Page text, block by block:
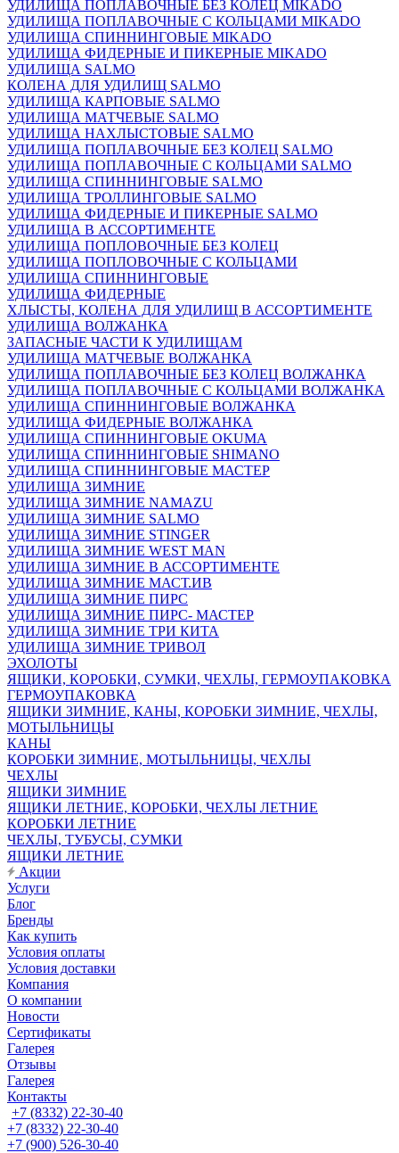
УДИЛИЩА ПОПЛАВОЧНЫЕ БЕЗ КОЛЕЦ MIKADO
УДИЛИЩА ПОПЛАВОЧНЫЕ С КОЛЬЦАМИ MIKADO
УДИЛИЩА СПИННИНГОВЫЕ MIKADO
УДИЛИЩА ФИДЕРНЫЕ И ПИКЕРНЫЕ MIKADO
УДИЛИЩА SALMO
КОЛЕНА ДЛЯ УДИЛИЩ SALMO
УДИЛИЩА КАРПОВЫЕ SALMO
УДИЛИЩА МАТЧЕВЫЕ SALMO
УДИЛИЩА НАХЛЫСТОВЫЕ SALMO
УДИЛИЩА ПОПЛАВОЧНЫЕ БЕЗ КОЛЕЦ SALMO
УДИЛИЩА ПОПЛАВОЧНЫЕ С КОЛЬЦАМИ SALMO
УДИЛИЩА СПИННИНГОВЫЕ SALMO
УДИЛИЩА ТРОЛЛИНГОВЫЕ SALMO
УДИЛИЩА ФИДЕРНЫЕ И ПИКЕРНЫЕ SALMO
УДИЛИЩА В АССОРТИМЕНТЕ
УДИЛИЩА ПОПЛОВОЧНЫЕ БЕЗ КОЛЕЦ
УДИЛИЩА ПОПЛОВОЧНЫЕ С КОЛЬЦАМИ
УДИЛИЩА СПИННИНГОВЫЕ
УДИЛИЩА ФИДЕРНЫЕ
ХЛЫСТЫ, КОЛЕНА ДЛЯ УДИЛИЩ В АССОРТИМЕНТЕ
УДИЛИЩА ВОЛЖАНКА
ЗАПАСНЫЕ ЧАСТИ К УДИЛИЩАМ
УДИЛИЩА МАТЧЕВЫЕ ВОЛЖАНКА
УДИЛИЩА ПОПЛАВОЧНЫЕ БЕЗ КОЛЕЦ ВОЛЖАНКА
УДИЛИЩА ПОПЛАВОЧНЫЕ С КОЛЬЦАМИ ВОЛЖАНКА
УДИЛИЩА СПИННИНГОВЫЕ ВОЛЖАНКА
УДИЛИЩА ФИДЕРНЫЕ ВОЛЖАНКА
УДИЛИЩА СПИННИНГОВЫЕ OKUMA
УДИЛИЩА СПИННИНГОВЫЕ SHIMANO
УДИЛИЩА СПИННИНГОВЫЕ МАСТЕР
УДИЛИЩА ЗИМНИЕ
УДИЛИЩА ЗИМНИЕ NAMAZU
УДИЛИЩА ЗИМНИЕ SALMO
УДИЛИЩА ЗИМНИЕ STINGER
УДИЛИЩА ЗИМНИЕ WEST MAN
УДИЛИЩА ЗИМНИЕ В АССОРТИМЕНТЕ
УДИЛИЩА ЗИМНИЕ МАСТ.ИВ
УДИЛИЩА ЗИМНИЕ ПИРС
УДИЛИЩА ЗИМНИЕ ПИРС- МАСТЕР
УДИЛИЩА ЗИМНИЕ ТРИ КИТА
УДИЛИЩА ЗИМНИЕ ТРИВОЛ
ЭХОЛОТЫ
ЯЩИКИ, КОРОБКИ, СУМКИ, ЧЕХЛЫ, ГЕРМОУПАКОВКА
ГЕРМОУПАКОВКА
ЯЩИКИ ЗИМНИЕ, КАНЫ, КОРОБКИ ЗИМНИЕ, ЧЕХЛЫ,
МОТЫЛЬНИЦЫ
КАНЫ
КОРОБКИ ЗИМНИЕ, МОТЫЛЬНИЦЫ, ЧЕХЛЫ
ЧЕХЛЫ
ЯЩИКИ ЗИМНИЕ
ЯЩИКИ ЛЕТНИЕ, КОРОБКИ, ЧЕХЛЫ ЛЕТНИЕ
КОРОБКИ ЛЕТНИЕ
ЧЕХЛЫ, ТУБУСЫ, СУМКИ
ЯЩИКИ ЛЕТНИЕ
Акции
Услуги
Блог
Бренды
Как купить
Условия оплаты
Условия доставки
Компания
О компании
Новости
Сертификаты
Галерея
Отзывы
Галерея
Контакты
+7 (8332) 22-30-40
+7 (8332) 22-30-40
+7 (900) 526-30-40